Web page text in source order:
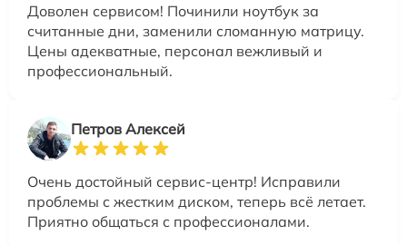
Доволен сервисом! Починили ноутбук за
считанные дни, заменили сломанную матрицу.
Цены адекватные, персонал вежливый и
профессиональный.
Петров Алексей
Очень достойный сервис-центр! Исправили
проблемы с жестким диском, теперь всё летает.
Приятно общаться с профессионалами.